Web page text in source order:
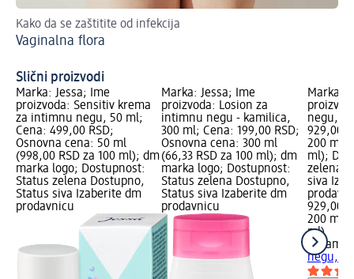
Kako da se zaštitite od infekcija
Vaginalna flora
Slični proizvodi
Marka: Jessa; Ime
proizvoda: Sensitiv krema
za intimnu negu, 50 ml;
Cena: 499,00 RSD;
Osnovna cena: 50 ml
(998,00 RSD za 100 ml); dm
marka logo; Dostupnost:
Status zelena Dostupno,
Status siva Izaberite dm
prodavnicu
Marka: Jessa; Ime
proizvoda: Losion za
intimnu negu - kamilica,
300 ml; Cena: 199,00 RSD;
Osnovna cena: 300 ml
(66,33 RSD za 100 ml); dm
marka logo; Dostupnost:
Status zelena Dostupno,
Status siva Izaberite dm
prodavnicu
Marka:
negu,
929,00
200 ml
ml);
zelena
siva
929,00
200 ml
ml)
sebamed
negu,